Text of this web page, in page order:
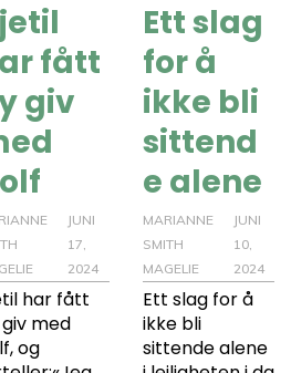
fått
giv
JUNI
17,
2024
har fått
med
og
Ett slag
for å
ikke bli
sittend
e alene
MARIANNE
SMITH
MAGELIE
JUNI
10,
2024
Ett slag for å
ikke bli
sittende alene